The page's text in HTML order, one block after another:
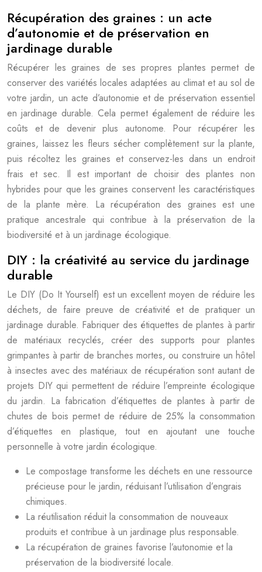
Récupération des graines : un acte
d’autonomie et de préservation en
jardinage durable
Récupérer les graines de ses propres plantes permet de
conserver des variétés locales adaptées au climat et au sol de
votre jardin, un acte d’autonomie et de préservation essentiel
en jardinage durable. Cela permet également de réduire les
coûts et de devenir plus autonome. Pour récupérer les
graines, laissez les fleurs sécher complètement sur la plante,
puis récoltez les graines et conservez-les dans un endroit
frais et sec. Il est important de choisir des plantes non
hybrides pour que les graines conservent les caractéristiques
de la plante mère. La récupération des graines est une
pratique ancestrale qui contribue à la préservation de la
biodiversité et à un jardinage écologique.
DIY : la créativité au service du jardinage
durable
Le DIY (Do It Yourself) est un excellent moyen de réduire les
déchets, de faire preuve de créativité et de pratiquer un
jardinage durable. Fabriquer des étiquettes de plantes à partir
de matériaux recyclés, créer des supports pour plantes
grimpantes à partir de branches mortes, ou construire un hôtel
à insectes avec des matériaux de récupération sont autant de
projets DIY qui permettent de réduire l’empreinte écologique
du jardin. La fabrication d’étiquettes de plantes à partir de
chutes de bois permet de réduire de 25% la consommation
d’étiquettes en plastique, tout en ajoutant une touche
personnelle à votre jardin écologique.
Le compostage transforme les déchets en une ressource
précieuse pour le jardin, réduisant l’utilisation d’engrais
chimiques.
La réutilisation réduit la consommation de nouveaux
produits et contribue à un jardinage plus responsable.
La récupération de graines favorise l’autonomie et la
préservation de la biodiversité locale.